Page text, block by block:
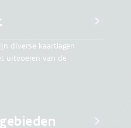
diverse kaartlagen
uitvoeren van de